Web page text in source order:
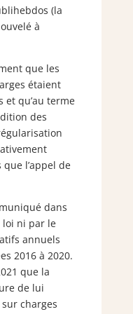
(la
à
que les
étaient
et qu’au terme
des
l’appel de
dans
loi ni par le
annuels
2016 à 2020.
que la
de lui
charges